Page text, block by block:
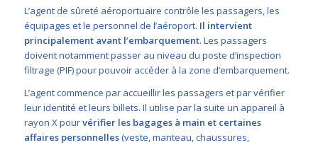
L’agent de sûreté aéroportuaire contrôle les passagers, les
équipages et le personnel de l’aéroport. Il intervient
principalement avant l’embarquement. Les passagers
doivent notamment passer au niveau du poste d’inspection
filtrage (PIF) pour pouvoir accéder à la zone d’embarquement.
L’agent commence par accueillir les passagers et par vérifier
leur identité et leurs billets. Il utilise par la suite un appareil à
rayon X pourvérifier les bagages à main et certaines
affaires personnelles(veste, manteau, chaussures,